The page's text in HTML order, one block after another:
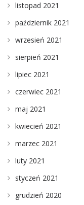
listopad 2021
październik 2021
wrzesień 2021
sierpień 2021
lipiec 2021
czerwiec 2021
maj 2021
kwiecień 2021
marzec 2021
luty 2021
styczeń 2021
grudzień 2020